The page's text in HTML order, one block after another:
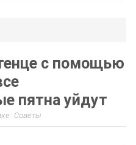
с помощью
пятна уйдут
Советы